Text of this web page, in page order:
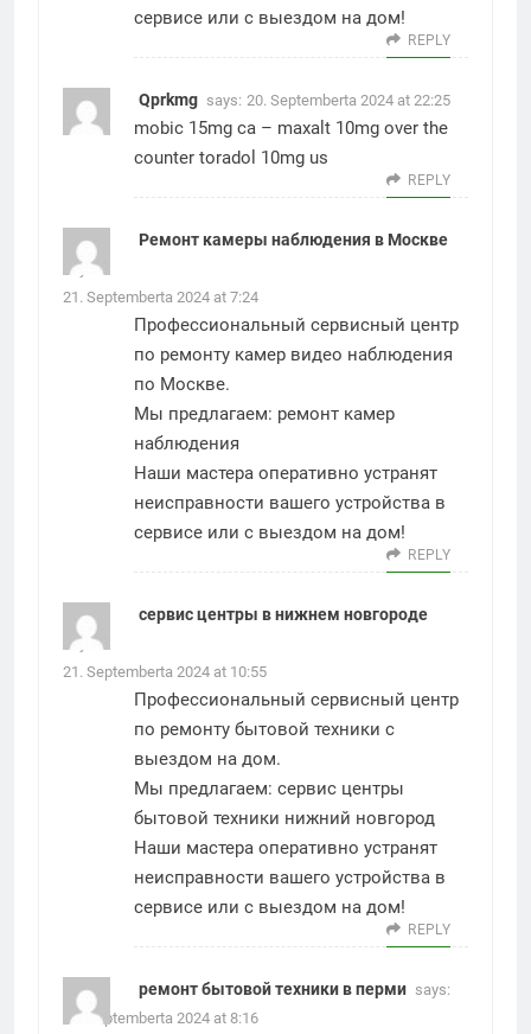
сервисе или с выездом на дом!
REPLY
Qprkmg says: 20. Septemberta 2024 at 22:25
mobic 15mg ca – maxalt 10mg over the
counter toradol 10mg us
REPLY
Ремонт камеры наблюдения в Москве
says:
21. Septemberta 2024 at 7:24
Профессиональный сервисный центр
по ремонту камер видео наблюдения
по Москве.
Мы предлагаем: ремонт камер
наблюдения
Наши мастера оперативно устранят
неисправности вашего устройства в
сервисе или с выездом на дом!
REPLY
сервис центры в нижнем новгороде
says:
21. Septemberta 2024 at 10:55
Профессиональный сервисный центр
по ремонту бытовой техники с
выездом на дом.
Мы предлагаем: сервис центры
бытовой техники нижний новгород
Наши мастера оперативно устранят
неисправности вашего устройства в
сервисе или с выездом на дом!
REPLY
ремонт бытовой техники в перми says:
22. Septemberta 2024 at 8:16